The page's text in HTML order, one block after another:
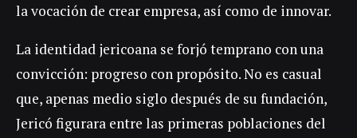
la vocación de crear empresa, así como de innovar.
La identidad jericoana se forjó temprano con una
convicción: progreso con propósito. No es casual
que, apenas medio siglo después de su fundación,
Jericó figurara entre las primeras poblaciones del